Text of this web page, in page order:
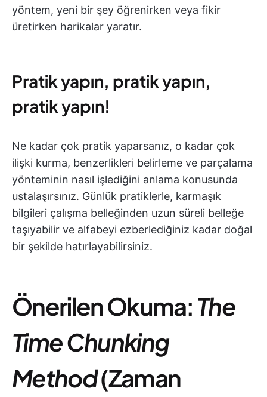
yöntem, yeni bir şey öğrenirken veya fikir
üretirken harikalar yaratır.
Pratik yapın, pratik yapın,
pratik yapın!
Ne kadar çok pratik yaparsanız, o kadar çok
ilişki kurma, benzerlikleri belirleme ve parçalama
yönteminin nasıl işlediğini anlama konusunda
ustalaşırsınız. Günlük pratiklerle, karmaşık
bilgileri çalışma belleğinden uzun süreli belleğe
taşıyabilir ve alfabeyi ezberlediğiniz kadar doğal
bir şekilde hatırlayabilirsiniz.
Önerilen Okuma:The
Time Chunking
Method(Zaman